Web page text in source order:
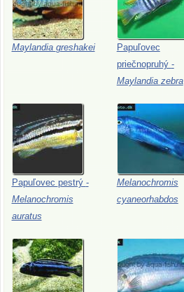
Maylandia greshakei
Papuľovec
priečnopruhý -
Maylandia zebra
Papuľovec pestrý -
Melanochromis
auratus
Melanochromis
cyaneorhabdos